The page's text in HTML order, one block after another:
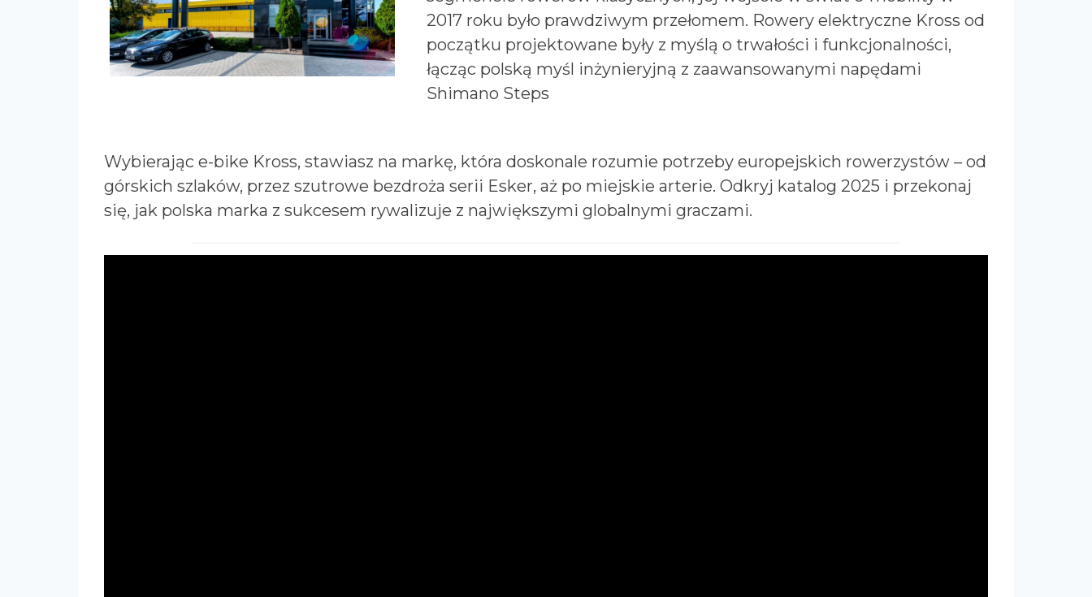
2017 roku było prawdziwym przełomem. Rowery elektryczne Kross od
początku projektowane były z myślą o trwałości i funkcjonalności,
łącząc polską myśl inżynieryjną z zaawansowanymi napędami
Shimano Steps
Wybierając e-bike Kross, stawiasz na markę, która doskonale rozumie potrzeby europejskich rowerzystów – od
górskich szlaków, przez szutrowe bezdroża serii Esker, aż po miejskie arterie. Odkryj katalog 2025 i przekonaj
się, jak polska marka z sukcesem rywalizuje z największymi globalnymi graczami.